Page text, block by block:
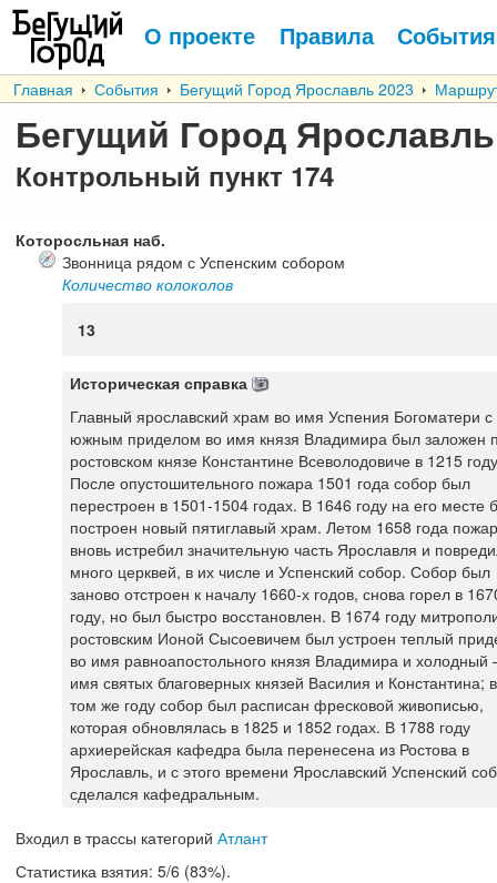
О проекте Правила События
Главная События Бегущий Город Ярославль 2023
Бегущий Город
Контрольный пункт 174
Которосльная наб.
Звонница рядом с Успенским собором
Количество колоколов
13
Историческая справка
Главный ярославский храм во имя Успения Богоматери с
южным приделом во имя князя Владимира был заложен
ростовском князе Константине Всеволодовиче в 1215
После опустошительного пожара 1501 года собор был
перестроен в 1501-1504 годах. В 1646 году на его месте
построен новый пятиглавый храм. Летом 1658 года пожар
вновь истребил значительную часть Ярославля и
много церквей, в их числе и Успенский собор. Собор был
заново отстроен к началу 1660-х годов, снова горел в
году, но был быстро восстановлен. В 1674 году
ростовским Ионой Сысоевичем был устроен теплый
во имя равноапостольного князя Владимира и холодный
имя святых благоверных князей Василия и Константина; в
том же году собор был расписан фресковой живописью,
которая обновлялась в 1825 и 1852 годах. В 1788 году
архиерейская кафедра была перенесена из Ростова в
Ярославль, и с этого времени Ярославский Успенский
сделался кафедральным.
Входил в трассы категорий Атлант
Статистика взятия: 5/6 (83%).